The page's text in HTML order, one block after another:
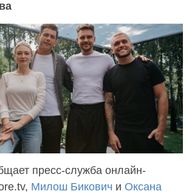
пресс-служба онлайн-
Милош Бикович и Оксана